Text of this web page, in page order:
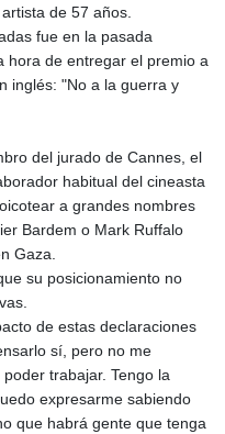
de 57 años.
fue en la pasada
hora de entregar el premio a
inglés: "No a la guerra y
del jurado de Cannes, el
habitual del cineasta
a grandes nombres
Bardem o Mark Ruffalo
Gaza.
su posicionamiento no
de estas declaraciones
sí, pero no me
trabajar. Tengo la
expresarme sabiendo
que habrá gente que tenga